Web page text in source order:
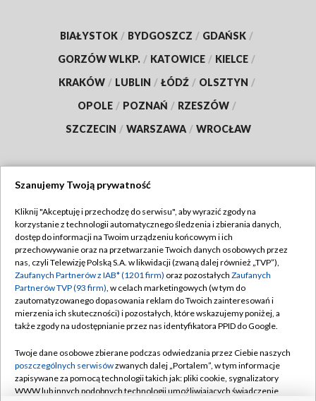
BIAŁYSTOK / BYDGOSZCZ / GDAŃSK /
GORZÓW WLKP. / KATOWICE / KIELCE /
KRAKÓW / LUBLIN / ŁÓDŹ / OLSZTYN /
OPOLE / POZNAŃ / RZESZÓW /
SZCZECIN / WARSZAWA / WROCŁAW
TVP
Abonament TVP
Emisja w TVP
Centrum informacji TVP
Naziemna Telewizja Cyfrowa
Rada Programowa
System NOS
Regulamin TVP
Polityka prywatności
Moje zgody
Pomoc
Kontakt
Szanujemy Twoją prywatność
Kliknij "Akceptuję i przechodzę do serwisu", aby wyrazić zgody na
korzystanie z technologii automatycznego śledzenia i zbierania danych,
dostęp do informacji na Twoim urządzeniu końcowym i ich
przechowywanie oraz na przetwarzanie Twoich danych osobowych przez
nas, czyli Telewizję Polską S.A. w likwidacji (zwaną dalej również „TVP”),
Zaufanych Partnerów z IAB* (1201 firm) oraz pozostałych Zaufanych
Partnerów TVP (93 firm), w celach marketingowych (w tym do
zautomatyzowanego dopasowania reklam do Twoich zainteresowań i
mierzenia ich skuteczności) i pozostałych, które wskazujemy poniżej, a
także zgody na udostępnianie przez nas identyfikatora PPID do Google.
Twoje dane osobowe zbierane podczas odwiedzania przez Ciebie naszych
poszczególnych serwisówzwanych dalej „Portalem”, w tym informacje
zapisywane za pomocą technologii takich jak: pliki cookie, sygnalizatory
WWW lub innych podobnych technologii umożliwiających świadczenie